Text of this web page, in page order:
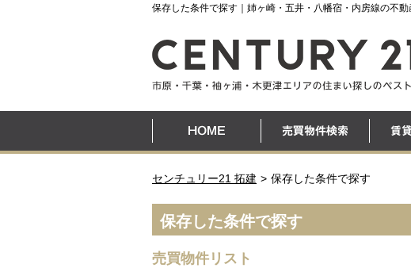
保存した条件で探す｜姉ヶ崎・五井・八幡宿・内房線の不
センチュリー21 拓建 保存した条件で探す
保存した条件で探す
売買物件リスト